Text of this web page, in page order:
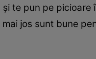
şi te pun pe
jos sunt bune